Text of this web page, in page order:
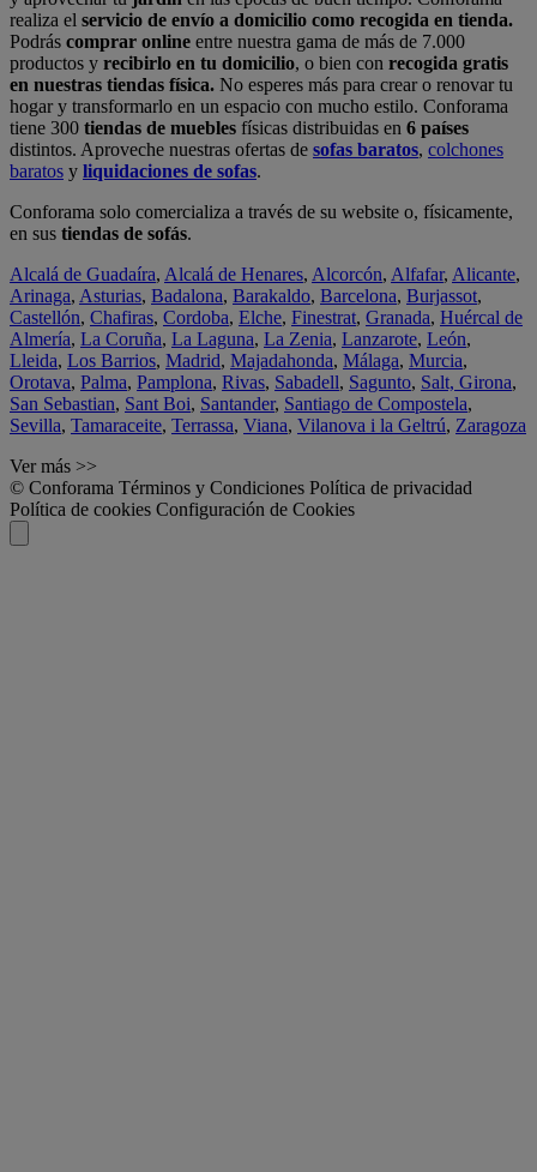
realiza el servicio de envío a domicilio como recogida en tienda.
Podrás comprar online entre nuestra gama de más de 7.000
productos y recibirlo en tu domicilio, o bien con recogida gratis
en nuestras tiendas física. No esperes más para crear o renovar tu
hogar y transformarlo en un espacio con mucho estilo. Conforama
tiene 300 tiendas de muebles físicas distribuidas en 6 países
distintos. Aproveche nuestras ofertas de sofas baratos, colchones
baratos y liquidaciones de sofas.
Conforama solo comercializa a través de su website o, físicamente,
en sus tiendas de sofás.
Alcalá de Guadaíra, Alcalá de Henares, Alcorcón, Alfafar, Alicante,
Arinaga, Asturias, Badalona, Barakaldo, Barcelona, Burjassot,
Castellón, Chafiras, Cordoba, Elche, Finestrat, Granada, Huércal de
Almería, La Coruña, La Laguna, La Zenia, Lanzarote, León,
Lleida, Los Barrios, Madrid, Majadahonda, Málaga, Murcia,
Orotava, Palma, Pamplona, Rivas, Sabadell, Sagunto, Salt, Girona,
San Sebastian, Sant Boi, Santander, Santiago de Compostela,
Sevilla, Tamaraceite, Terrassa, Viana, Vilanova i la Geltrú, Zaragoza
Ver más >>
© Conforama Términos y Condiciones Política de privacidad
Política de cookies Configuración de Cookies